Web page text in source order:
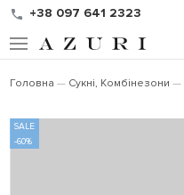
+38 097 641 2323
Головна Сукні, Комбінезони